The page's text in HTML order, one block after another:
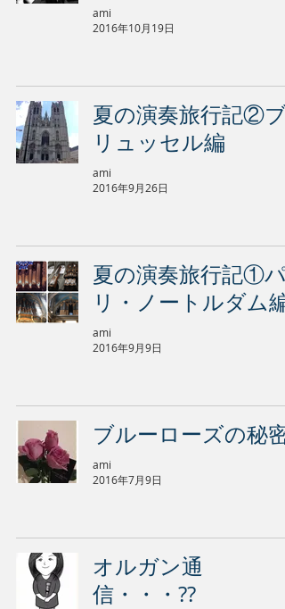
ami
2016年10月19日
夏の演奏旅行記②ブ
リュッセル編
ami
2016年9月26日
夏の演奏旅行記①パ
リ・ノートルダム編
ami
2016年9月9日
ブルーローズの秘密
ami
2016年7月9日
オルガン通
信・・・??